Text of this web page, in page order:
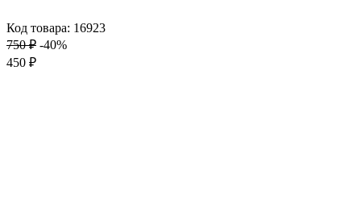
Код товара: 16923
750 ₽ -40%
450 ₽